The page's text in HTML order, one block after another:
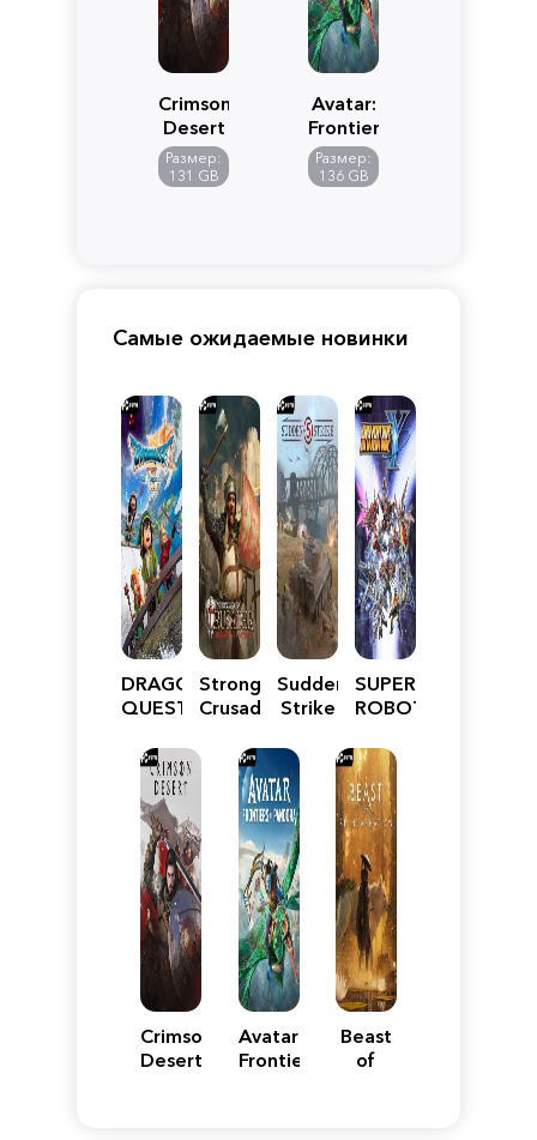
Crimson
Desert
Размер:
131 GB
Avatar:
Frontiers
of
Pandora
Размер:
136 GB
Самые ожидаемые новинки
DRAGON
QUEST
Reimagined
Stronghold
Crusader:
Edition
Sudden
Strike
SUPER
ROBOT
Y
Crimson
Desert
Avatar:
Frontiers
Beast
of